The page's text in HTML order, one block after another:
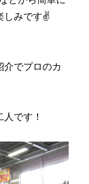
しみです✌
介でプロのカ
です！